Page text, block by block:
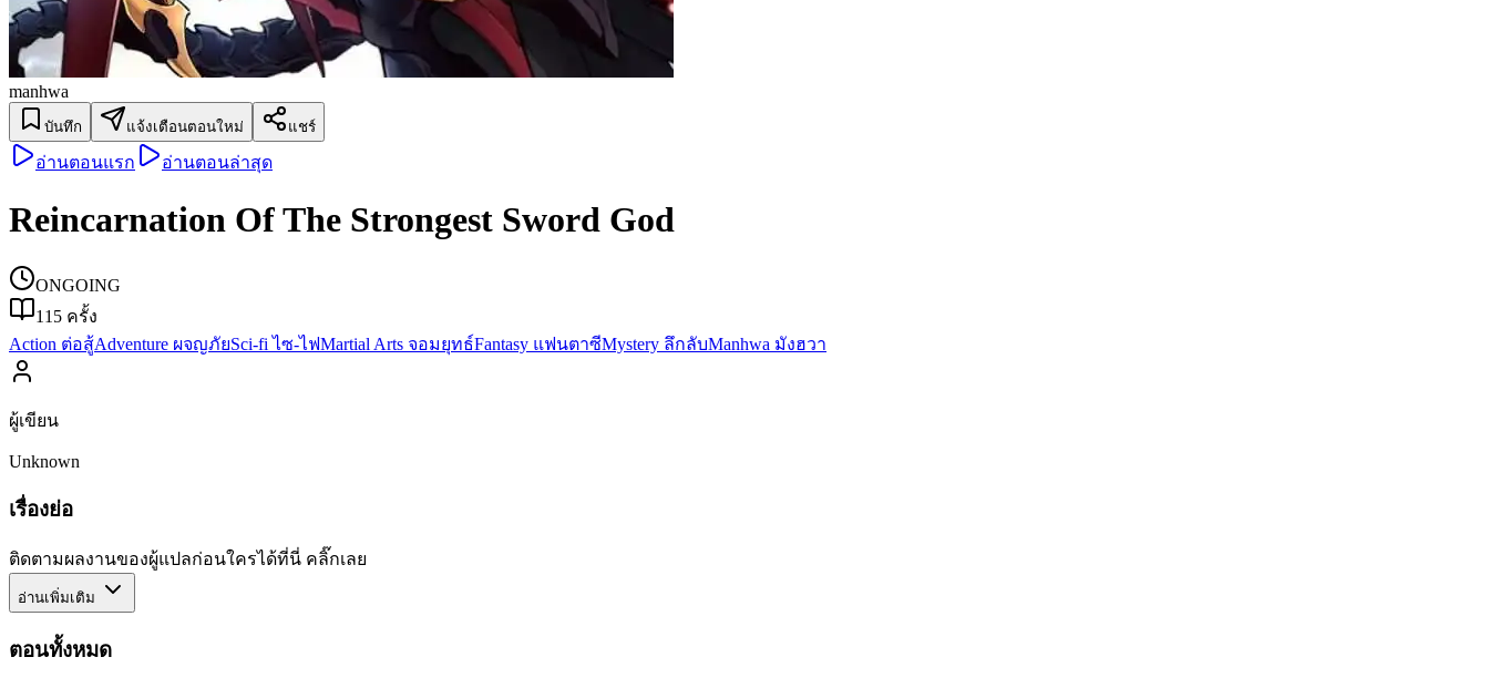
manhwa
บันทึก แจ้งเตือนตอนใหม่ แชร์
อ่านตอนแรก อ่านตอนล่าสุด
Reincarnation Of The Strongest Sword God
ONGOING
115 ครั้ง
Action ต่อสู้Adventure ผจญภัยSci-fi ไซ-ไฟMartial Arts จอมยุทธ์Fantasy แฟนตาซีMystery ลึกลับManhwa มังฮวา
ผู้เขียน
Unknown
เรื่องย่อ
ติดตามผลงานของผู้แปลก่อนใครได้ที่นี่ คลิ๊กเลย
อ่านเพิ่มเติม
ตอนทั้งหมด